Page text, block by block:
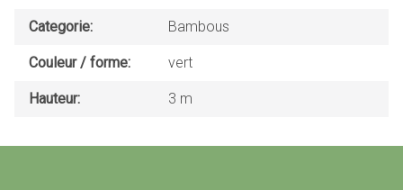
Categorie Bambous
Couleur / forme vert
Hauteur 3 m